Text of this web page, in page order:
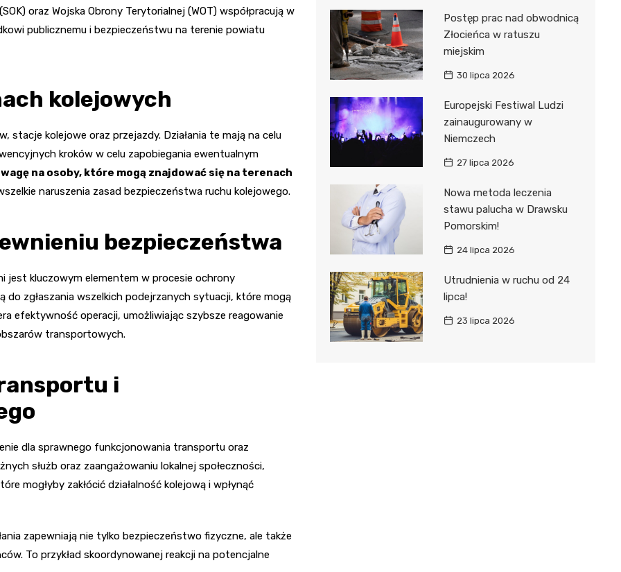
oraz Wojska Obrony Terytorialnej (WOT) współpracują w
publicznemu i bezpieczeństwu na terenie powiatu
kolejowych
stacje kolejowe oraz przejazdy. Działania te mają na celu
kroków w celu zapobiegania ewentualnym
na osoby, które mogą znajdować się na terenach
naruszenia zasad bezpieczeństwa ruchu kolejowego.
bezpieczeństwa
jest kluczowym elementem w procesie ochrony
do zgłaszania wszelkich podejrzanych sytuacji, które mogą
efektywność operacji, umożliwiając szybsze reagowanie
transportowych.
i
dla sprawnego funkcjonowania transportu oraz
służb oraz zaangażowaniu lokalnej społeczności,
mogłyby zakłócić działalność kolejową i wpłynąć
zapewniają nie tylko bezpieczeństwo fizyczne, ale także
To przykład skoordynowanej reakcji na potencjalne
Postęp prac nad obwodnicą
Złocieńca w ratuszu
miejskim
30 lipca 2026
Europejski Festiwal Ludzi
zainaugurowany w
Niemczech
27 lipca 2026
Nowa metoda leczenia
stawu palucha w Drawsku
Pomorskim!
24 lipca 2026
Utrudnienia w ruchu od 24
lipca!
23 lipca 2026